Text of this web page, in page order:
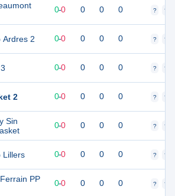
Ardres 2
2
Sin
Lillers
PP
0 0-0 0 0 0 ? ?
0 0-0 0 0 0 ? ?
0-0 0 0 0 ? ?
0 0-0 0 0 0 ? ?
0 0-0 0 0 0 ? ?
0 0-0 0 0 0 ? ?
0 0 0-0 0 0 0 ? ?